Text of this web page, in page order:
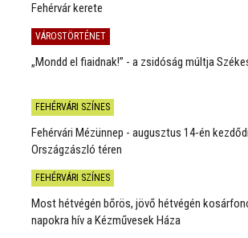
Fehérvár kerete
VÁROSTÖRTÉNET
„Mondd el fiaidnak!” - a zsidóság múltja
FEHÉRVÁRI SZÍNES
Fehérvári Mézünnep - augusztus 14-én
Országzászló téren
FEHÉRVÁRI SZÍNES
Most hétvégén bőrös, jövő hétvégén
napokra hív a Kézművesek Háza